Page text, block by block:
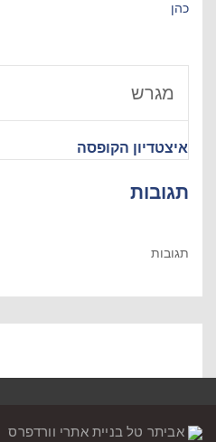
כהן
מגרש
איצטדיון הקופסה
תגובות
תגובות
אביתר טל בניית אתרי וורדפרס